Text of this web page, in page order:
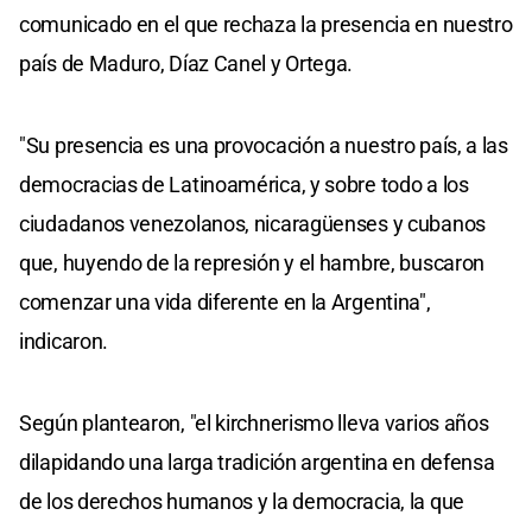
comunicado en el que rechaza la presencia en nuestro
país de Maduro, Díaz Canel y Ortega.
"Su presencia es una provocación a nuestro país, a las
democracias de Latinoamérica, y sobre todo a los
ciudadanos venezolanos, nicaragüenses y cubanos
que, huyendo de la represión y el hambre, buscaron
comenzar una vida diferente en la Argentina",
indicaron.
Según plantearon, "el kirchnerismo lleva varios años
dilapidando una larga tradición argentina en defensa
de los derechos humanos y la democracia, la que